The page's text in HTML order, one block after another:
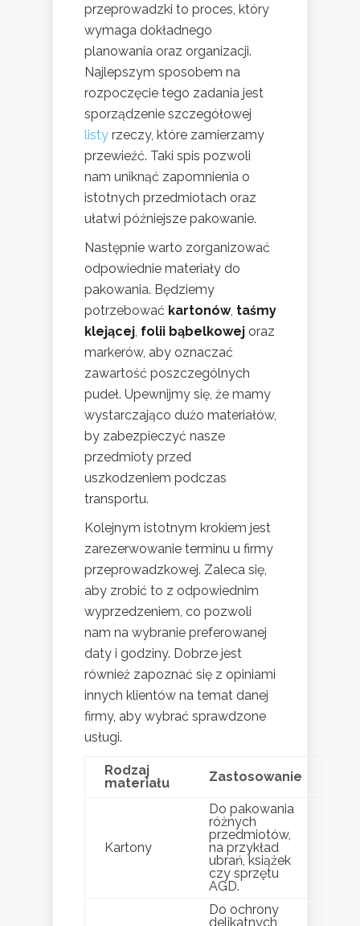
przeprowadzki to proces, który
wymaga dokładnego
planowania oraz organizacji.
Najlepszym sposobem na
rozpoczęcie tego zadania jest
sporządzenie szczegółowej
listy rzeczy, które zamierzamy
przewieźć. Taki spis pozwoli
nam uniknąć zapomnienia o
istotnych przedmiotach oraz
ułatwi późniejsze pakowanie.
Następnie warto zorganizować
odpowiednie materiały do
pakowania. Będziemy
potrzebować kartonów, taśmy
klejącej, folii bąbelkowej oraz
markerów, aby oznaczać
zawartość poszczególnych
pudeł. Upewnijmy się, że mamy
wystarczająco dużo materiałów,
by zabezpieczyć nasze
przedmioty przed
uszkodzeniem podczas
transportu.
Kolejnym istotnym krokiem jest
zarezerwowanie terminu u firmy
przeprowadzkowej. Zaleca się,
aby zrobić to z odpowiednim
wyprzedzeniem, co pozwoli
nam na wybranie preferowanej
daty i godziny. Dobrze jest
również zapoznać się z opiniami
innych klientów na temat danej
firmy, aby wybrać sprawdzone
usługi.
Rodzaj
materiału
Zastosowanie
Kartony
Do pakowania
różnych
przedmiotów,
na przykład
ubrań, książek
czy sprzętu
AGD.
Do ochrony
delikatnych